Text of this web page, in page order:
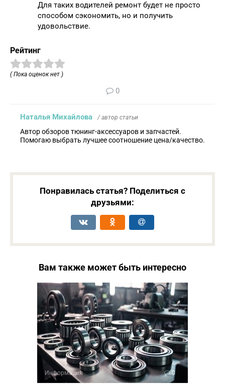
Для таких водителей ремонт будет не просто
способом сэкономить, но и получить
удовольствие.
Рейтинг
( Пока оценок нет )
0
Наталья Михайлова / автор статьи
Автор обзоров тюнинг-аксессуаров и запчастей.
Помогаю выбрать лучшее соотношение цена/качество.
Понравилась статья? Поделиться с
друзьями:
Вам также может быть интересно
Информация 0